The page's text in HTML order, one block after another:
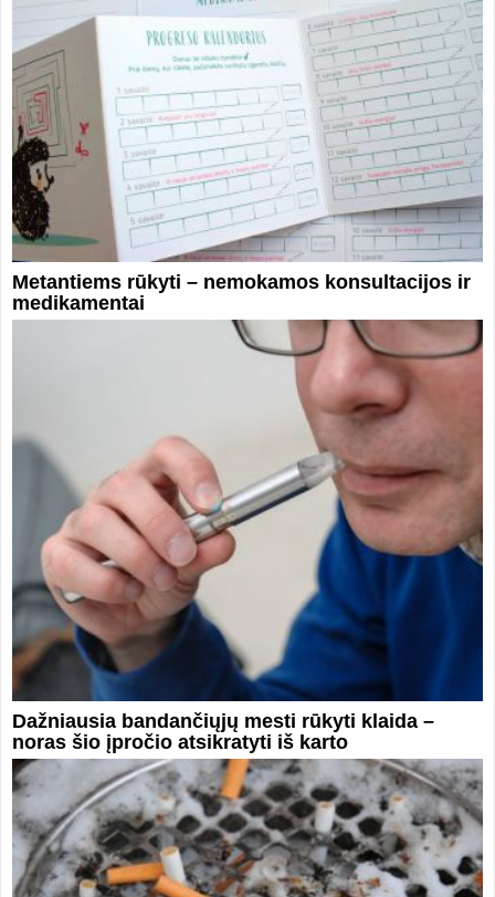
Metantiems rūkyti – nemokamos konsultacijos ir
medikamentai
Dažniausia bandančiųjų mesti rūkyti klaida –
noras šio įpročio atsikratyti iš karto